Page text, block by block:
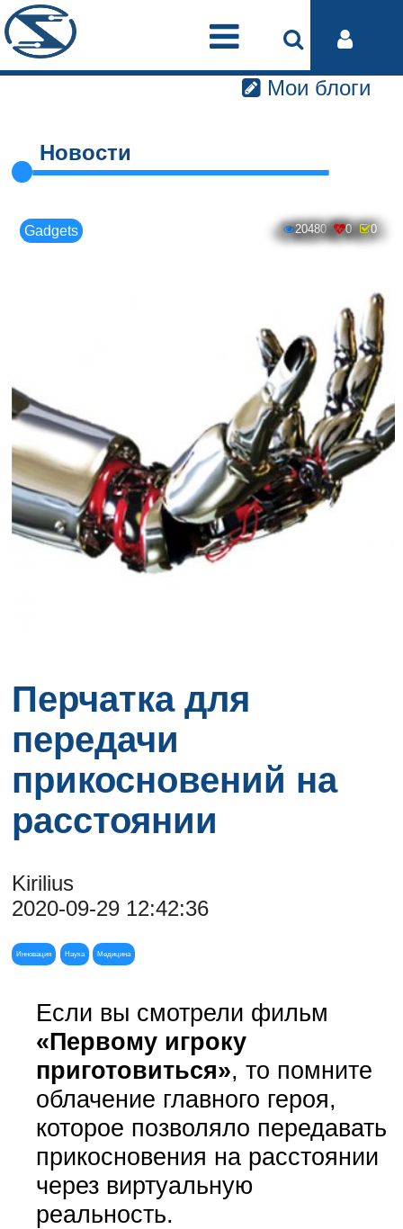
Мои блоги
Новости
Gadgets 20480 0 0
Перчатка для
передачи
прикосновений на
расстоянии
Kirilius
2020-09-29 12:42:36
Инновация Наука Медицина
Если вы смотрели фильм
«Первому игроку
приготовиться», то помните
облачение главного героя,
которое позволяло передавать
прикосновения на расстоянии
через виртуальную
реальность.